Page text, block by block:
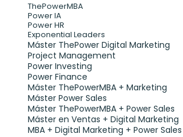
ThePowerMBA
Power IA
Power HR
Exponential Leaders
Máster ThePower Digital Marketing
Project Management
Power Investing
Power Finance
Máster ThePowerMBA + Marketing
Máster Power Sales
Máster ThePowerMBA + Power Sales
Máster en Ventas + Digital Marketing
MBA + Digital Marketing + Power Sales